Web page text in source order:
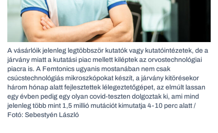
A vásárlóik jelenleg legtöbbször kutatók vagy kutatóintézetek, de a
járvány miatt a kutatási piac mellett kiléptek az orvostechnológiai
piacra is. A Femtonics ugyanis mostanában nem csak
csúcstechnológiás mikroszkópokat készít, a járvány kitörésekor
három hónap alatt fejlesztettek lélegeztetőgépet, az elmúlt lassan
egy évben pedig egy olyan covid-teszten dolgoztak ki, ami mind
jelenleg több mint 1,5 millió mutációt kimutatja 4-10 perc alatt /
Fotó: Sebestyén László